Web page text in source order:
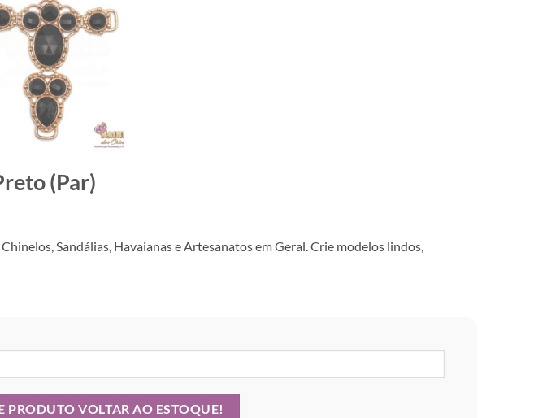
(Par)
Sandálias, Havaianas e Artesanatos em Geral. Crie modelos lindos,